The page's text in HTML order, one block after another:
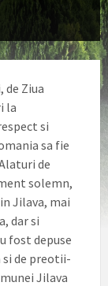
de Ziua
la
si
sa fie
de
solemn,
Jilava, mai
dar si
fost depuse
si de preotii-
Jilava